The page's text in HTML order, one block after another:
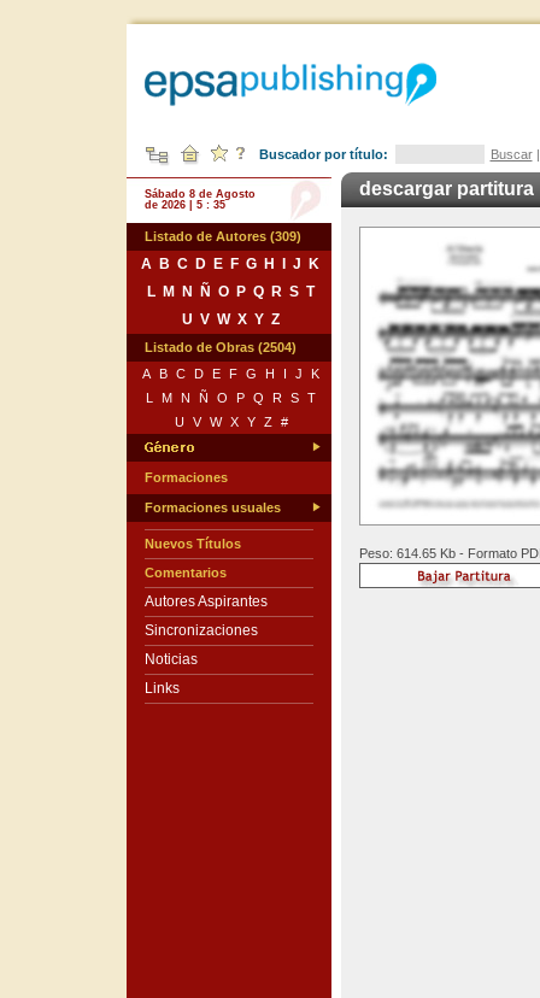
Buscador por título: Buscar
Sábado 8 de Agosto
de 2026 | 5 : 35
Listado de Autores (309)
A B C D E F G H J
K
L
M N Ñ O P Q R S T
U V W X Y Z
Listado de Obras (2504)
A
B C D E F G H I J
K
L
M N Ñ O P Q R S T
U
V W X Y Z #
Formaciones
Formaciones usuales
Nuevos Títulos
Comentarios
Autores Aspirantes
Sincronizaciones
Noticias
Links
descargar partitura
Peso: 614.65 Kb - Formato